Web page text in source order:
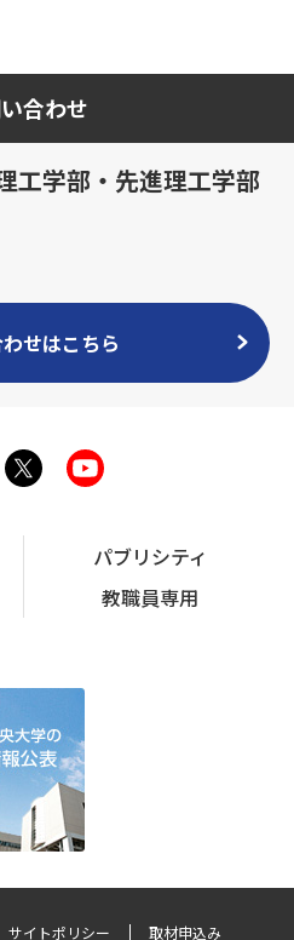
合わせ
工学部・先進理工学部
せはこちら
パブリシティ
教職員専用
サイトポリシー 取材申込み